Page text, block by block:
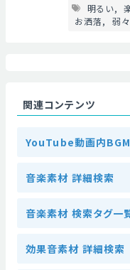
明るい
お洒落
弱
関連コンテンツ
YouTube動画内
音楽素材 詳細検索
音楽素材 検索タグ一
効果音素材 詳細検索